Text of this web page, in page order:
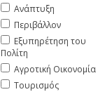
Ανάπτυξη
Περιβάλλον
Εξυπηρέτηση του
Πολίτη
Αγροτική Οικονομία
Τουρισμός